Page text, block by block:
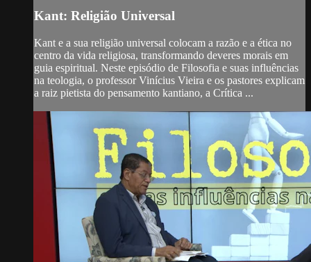
Kant: Religião Universal
Kant e a sua religião universal colocam a razão e a ética no
centro da vida religiosa, transformando deveres morais em
guia espiritual. Neste episódio de Filosofia e suas influências
na teologia, o professor Vinícius Vieira e os pastores explicam
a raiz pietista do pensamento kantiano, a Crítica ...